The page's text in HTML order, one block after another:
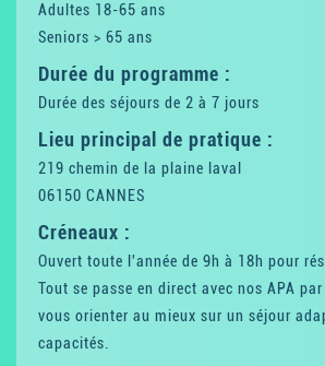
Adultes 18-65 ans
Seniors > 65 ans
Durée du programme :
Durée des séjours de 2 à 7 jours
Lieu principal de pratique :
219 chemin de la plaine laval
06150 CANNES
Créneaux :
Ouvert toute l'année de 9h à 18h pour
Tout se passe en direct avec nos APA
vous orienter au mieux sur un séjour
capacités.